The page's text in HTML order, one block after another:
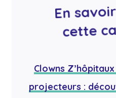
En
cette
Clowns
projecteurs :